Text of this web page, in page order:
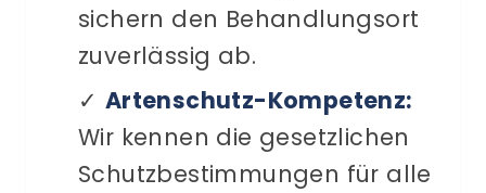
sichern den Behandlungsort
zuverlässig ab.
✓ Artenschutz-Kompetenz:
Wir kennen die gesetzlichen
Schutzbestimmungen für alle